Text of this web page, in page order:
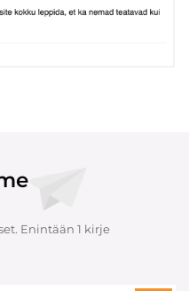
Enintään 1 kirje